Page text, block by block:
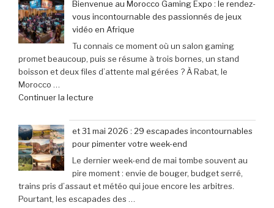
de
joueurs
connectés,
trois
ans
après
:
Le
clavier
Corsair
K70
Pro
79,99
€
(-25% »
Bienvenue au Morocco Gaming Expo : le rendez-
vous incontournable des passionnés de jeux
vidéo en Afrique
Tu connais ce moment où un salon gaming
promet beaucoup, puis se résume à trois bornes, un stand
boisson et deux files d’attente mal gérées ? À Rabat, le
Morocco …
Continuer la lecture
au
Morocco
Gaming
Expo
:
le
rendez-
et 31 mai 2026 : 29 escapades incontournables
pour pimenter votre week-end
Le dernier week-end de mai tombe souvent au
pire moment : envie de bouger, budget serré,
trains pris d’assaut et météo qui joue encore les arbitres.
Pourtant, les escapades des …